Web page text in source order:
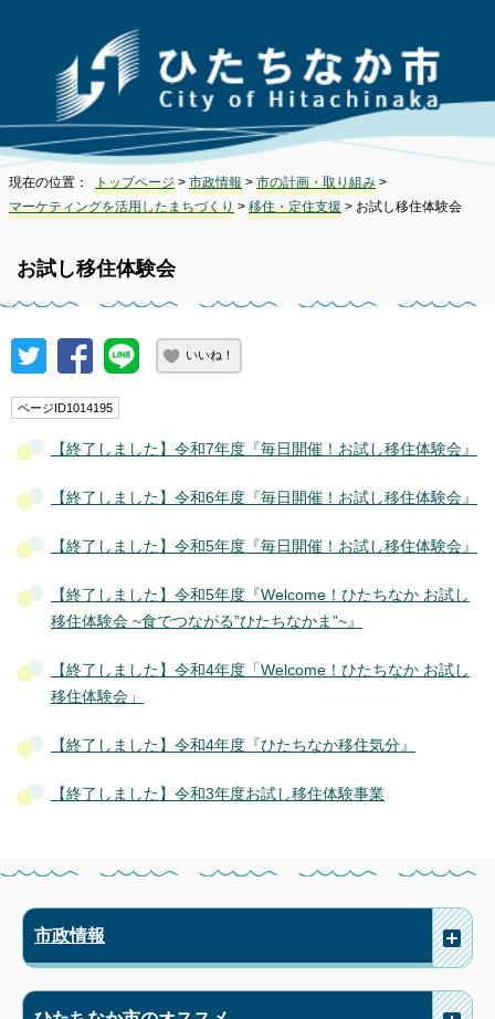
現在の位置： トップページ > 市政情報 > 市の計画・取り組み >
マーケティングを活用したまちづくり > 移住・定住支援 > お試し移住体験会
お試し移住体験会
いいね！
ページID1014195
【終了しました】令和7年度『毎日開催！お試し移住体験会』
【終了しました】令和6年度『毎日開催！お試し移住体験会』
【終了しました】令和5年度『毎日開催！お試し移住体験会』
【終了しました】令和5年度『Welcome！ひたちなか お試し
移住体験会 ~食でつながる”ひたちなかま”~』
【終了しました】令和4年度「Welcome！ひたちなか お試し
移住体験会」
【終了しました】令和4年度『ひたちなか移住気分』
【終了しました】令和3年度お試し移住体験事業
市政情報